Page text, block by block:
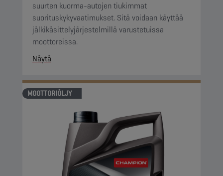
suurten kuorma-autojen tiukimmat
suorituskykyvaatimukset. Sitä voidaan käyttää
jälkikäsittelyjärjestelmillä varustetuissa
moottoreissa.
Näytä
MOOTTORIÖLJY